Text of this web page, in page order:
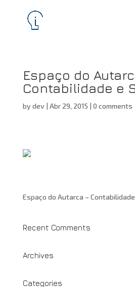
Espaço do
Contabilidade e
by dev | Abr 29, 2015 | 0 comments
Espaço do Autarca –
Recent Comments
Archives
Categories